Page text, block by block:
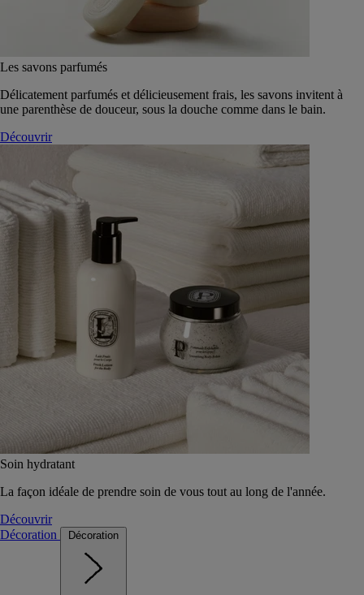
Les savons parfumés
Délicatement parfumés et délicieusement frais, les savons invitent à
une parenthèse de douceur, sous la douche comme dans le bain.
Découvrir
Soin hydratant
La façon idéale de prendre soin de vous tout au long de l'année.
Découvrir
Décoration
Décoration